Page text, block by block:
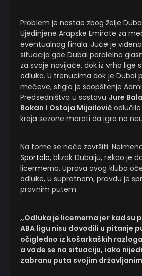
Problem je nastao zbog želje
Ujedinjene Arapske Emirate za
eventualnog finala. Juče je
situacija gde Dubai paralelno
za svoje navijače, dok iz vrha lige
odluka. U trenucima dok je Dubai
mečeve, stiglo je saopštenje
Predsedništvo u sastavu Jure
Bokan i Ostoja Mijailović
kraja sezone morati da igra na
Na tome se neće završiti.
Sportala, blizak Dubaiju, rekao je
licermerna. Uprava ovog kluba
odluke, u suprotnom, pravdu je
pravnim putem.
,,Odluka je licemerna jer kad su
ABA ligu nisu dovodili u pitanje
očigledno iz košarkaških
a vade se na situaciju, iako
zabranu puta svojim